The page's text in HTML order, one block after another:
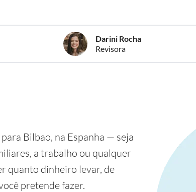
Darini Rocha
Revisora
Bilbao, na Espanha — seja
a trabalho ou qualquer
quanto dinheiro levar, de
pretende fazer.